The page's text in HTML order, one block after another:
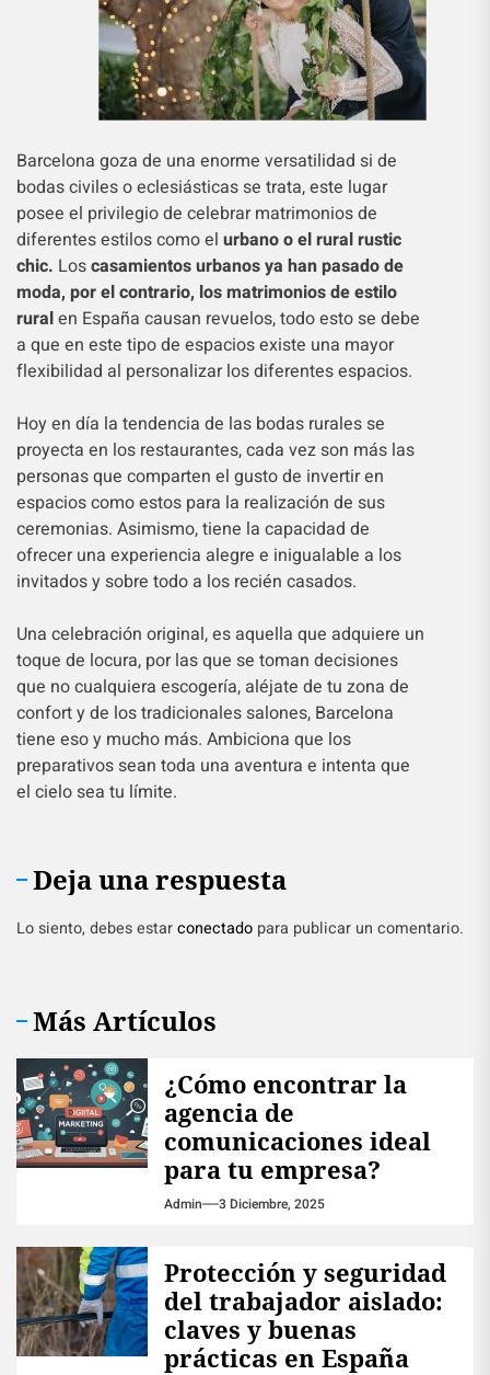
Barcelona goza de una enorme versatilidad si de
bodas civiles o eclesiásticas se trata, este lugar
posee el privilegio de celebrar matrimonios de
diferentes estilos como el urbano o el rural rustic
chic. Loscasamientos urbanos ya han pasado de
moda, por el contrario, los matrimonios de estilo
ruralen España causan revuelos, todo esto se debe
a que en este tipo de espacios existe una mayor
flexibilidad al personalizar los diferentes espacios.
Hoy en día la tendencia de las bodas rurales se
proyecta en los restaurantes, cada vez son más las
personas que comparten el gusto de invertir en
espacios como estos para la realización de sus
ceremonias. Asimismo, tiene la capacidad de
ofrecer una experiencia alegre e inigualable a los
invitados y sobre todo a los recién casados.
Una celebración original, es aquella que adquiere un
toque de locura, por las que se toman decisiones
que no cualquiera escogería, aléjate de tu zona de
confort y de los tradicionales salones, Barcelona
tiene eso y mucho más. Ambiciona que los
preparativos sean toda una aventura e intenta que
el cielo sea tu límite.
Deja una respuesta
Lo siento, debes estarconectado para publicar un comentario.
Más Artículos
¿Cómo encontrar la
agencia de
comunicaciones ideal
para tu empresa?
Admin 3 Diciembre, 2025
Protección y seguridad
del trabajador aislado:
claves y buenas
prácticas en España